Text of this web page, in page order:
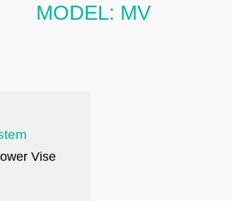
MODEL: MV
Vise